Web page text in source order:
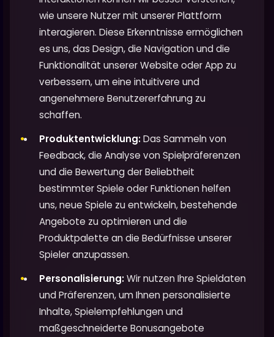
wie unsere Nutzer mit unserer Plattform
interagieren. Diese Erkenntnisse ermöglichen
es uns, das Design, die Navigation und die
Funktionalität unserer Website oder App zu
verbessern, um eine intuitivere und
angenehmere Benutzererfahrung zu
schaffen.
Produktentwicklung:Das Sammeln von
Feedback, die Analyse von Spielpräferenzen
und die Bewertung der Beliebtheit
bestimmter Spiele oder Funktionen helfen
uns, neue Spiele zu entwickeln, bestehende
Angebote zu optimieren und die
Produktpalette an die Bedürfnisse unserer
Spieler anzupassen.
Personalisierung:Wir nutzen Ihre Spieldaten
und Präferenzen, um Ihnen personalisierte
Inhalte, Spielempfehlungen und
maßgeschneiderte Bonusangebote